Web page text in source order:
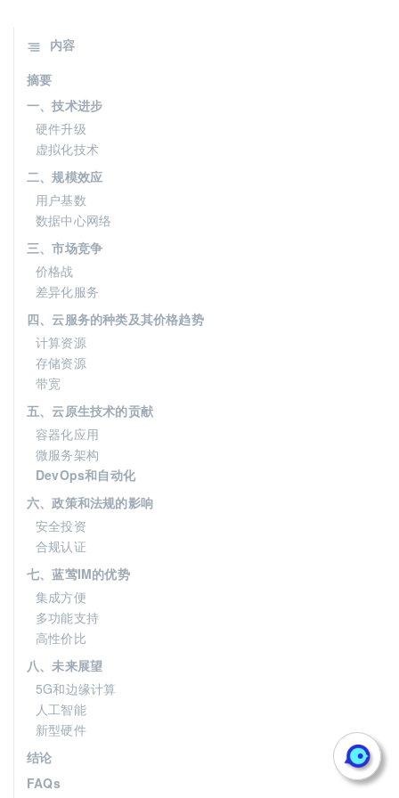
内容
摘要
一、技术进步
硬件升级
虚拟化技术
二、规模效应
用户基数
数据中心网络
三、市场竞争
价格战
差异化服务
四、云服务的种类及其价格趋势
计算资源
存储资源
带宽
五、云原生技术的贡献
容器化应用
微服务架构
DevOps和自动化
六、政策和法规的影响
安全投资
合规认证
七、蓝莺IM的优势
集成方便
多功能支持
高性价比
八、未来展望
5G和边缘计算
人工智能
新型硬件
结论
FAQs